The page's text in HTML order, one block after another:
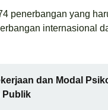
penerbangan yang
internasional
dan Modal
Publik